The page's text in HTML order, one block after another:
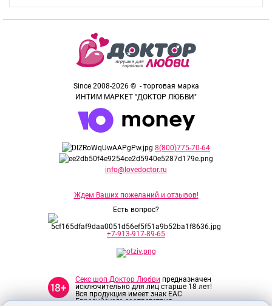
Since 2008-2026 © - торговая марка
ИНТИМ МАРКЕТ "ДОКТОР ЛЮБВИ"
8(800)775-70-64
info@lovedoctor.ru
Ждем Ваших пожеланий и отзывов!
Есть вопрос?
+7-913-917-89-65
Секс шоп Доктор Любви предназначен
исключительно для лиц старше 18 лет!
Вся продукция имеет знак EAC
Евразийского соответствия.